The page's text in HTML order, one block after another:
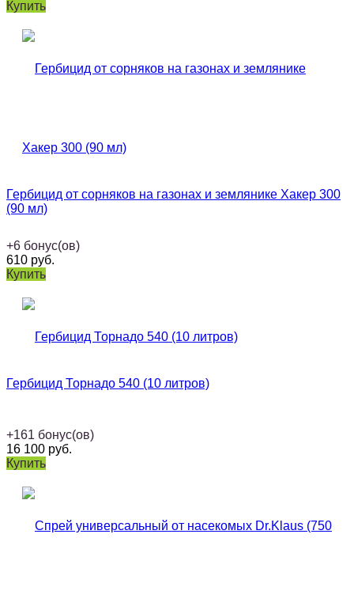
Купить
Гербицид от сорняков на газонах и землянике Хакер 300
(90 мл)
+6 бонус(ов)
610 руб.
Купить
Гербицид Торнадо 540 (10 литров)
+161 бонус(ов)
16 100 руб.
Купить